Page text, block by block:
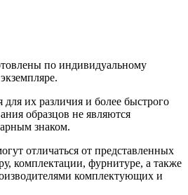
по индивидуальному
их различия и более быстрого
образцов не являются
знаком.
отличаться от представленных
комплектации, фурнитуре, а также
комплектующих и